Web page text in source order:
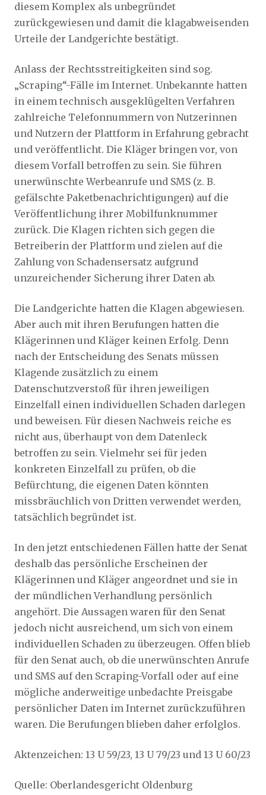
diesem Komplex als unbegründet
zurückgewiesen und damit die klagabweisenden
Urteile der Landgerichte bestätigt.
Anlass der Rechtsstreitigkeiten sind sog.
„Scraping“-Fälle im Internet. Unbekannte hatten
in einem technisch ausgeklügelten Verfahren
zahlreiche Telefonnummern von Nutzerinnen
und Nutzern der Plattform in Erfahrung gebracht
und veröffentlicht. Die Kläger bringen vor, von
diesem Vorfall betroffen zu sein. Sie führen
unerwünschte Werbeanrufe und SMS (z. B.
gefälschte Paketbenachrichtigungen) auf die
Veröffentlichung ihrer Mobilfunknummer
zurück. Die Klagen richten sich gegen die
Betreiberin der Plattform und zielen auf die
Zahlung von Schadensersatz aufgrund
unzureichender Sicherung ihrer Daten ab.
Die Landgerichte hatten die Klagen abgewiesen.
Aber auch mit ihren Berufungen hatten die
Klägerinnen und Kläger keinen Erfolg. Denn
nach der Entscheidung des Senats müssen
Klagende zusätzlich zu einem
Datenschutzverstoß für ihren jeweiligen
Einzelfall einen individuellen Schaden darlegen
und beweisen. Für diesen Nachweis reiche es
nicht aus, überhaupt von dem Datenleck
betroffen zu sein. Vielmehr sei für jeden
konkreten Einzelfall zu prüfen, ob die
Befürchtung, die eigenen Daten könnten
missbräuchlich von Dritten verwendet werden,
tatsächlich begründet ist.
In den jetzt entschiedenen Fällen hatte der Senat
deshalb das persönliche Erscheinen der
Klägerinnen und Kläger angeordnet und sie in
der mündlichen Verhandlung persönlich
angehört. Die Aussagen waren für den Senat
jedoch nicht ausreichend, um sich von einem
individuellen Schaden zu überzeugen. Offen blieb
für den Senat auch, ob die unerwünschten Anrufe
und SMS auf den Scraping-Vorfall oder auf eine
mögliche anderweitige unbedachte Preisgabe
persönlicher Daten im Internet zurückzuführen
waren. Die Berufungen blieben daher erfolglos.
Aktenzeichen: 13 U 59/23, 13 U 79/23 und 13 U 60/23
Quelle: Oberlandesgericht Oldenburg